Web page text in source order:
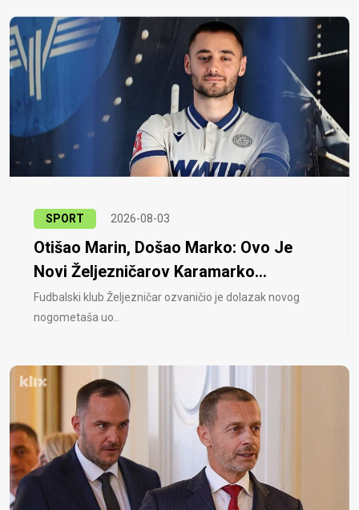
SPORT 2026-08-03
Otišao Marin, Došao Marko: Ovo Je
Novi Željezničarov Karamarko...
Fudbalski klub Željezničar ozvaničio je dolazak novog
nogometaša uo..